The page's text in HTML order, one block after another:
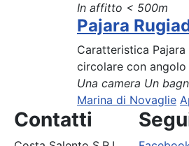
In affitto < 500m
Pajara
Caratteristica
circolare con
Una camera Un
Marina di Novaglie
Contatti